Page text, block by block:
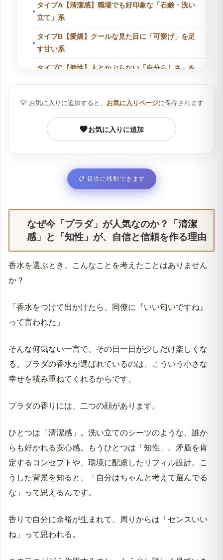
タイプA【清潔感】職場でも好印象な「石鹸・洗い
立て」系
タイプB【愛嬌】クールな見た目に「可愛げ」を足
す甘い系
タイプC【個性】人とかぶらない「自分らしさ」を
【レディース】プラダ香水人気ランキングTOP4｜
女性らしさと清潔感を両立
1位：パラドックス オーデパルファム｜最新トレン
ドと「自分らしさ」を象徴するアイコン
品。大人の愛嬌を引き出すグルマン系
3位：インフュージョン ドゥ プラダ イリス オーデ
4位：キャンディ キス オーデパルファム｜柔軟剤の
似合う香りは「お試し香水」で発見｜まずは香りを
ツと自信を纏う、知的な香り
1位：ルナロッサ カーボン オーデトワレ｜ON/OFF
2位：プラダ オム オーデトワレ｜スーツ姿を格上
げ。ビジネスで信頼を勝ち取る
3位：ルナロッサ オーシャン｜爽やかさと深みの共
デートや食事に。甘さと色気で記憶に残す
ボトル買いで失敗しないために｜メンズ香水はまず
「お試し香水」で試着する
プラダ香水の失敗しない付け方と選び方のコツ
ウエストに1プッシュ。ほのかに香らせるのが「大
濃度（トワレ・パルファム）の違いと、シーン別の
使い分け
プラダの香りは「装飾」ではなく「意思」。あなた
💡 お気に入りに追加すると、 お気に入りページに保存されます
お気に入りに追加
📋 目次に移動できます
なぜ今「プラダ」が人気なのか？「清潔
感」と「知性」が、自信と信頼を作る理由
香水を選ぶとき、こんなことを考えたことはありません
か？
「香水をつけて出かけたら、同僚に『いい匂いですね』
って言われた」
そんな何気ない一言で、その日一日が少しだけ楽しくな
る。プラダの香水が選ばれているのは、こういう小さな
幸せを積み重ねてくれるからです。
プラダの香りには、二つの顔があります。
ひとつは「清潔感」。洗い立てのシーツのような、誰か
らも好かれる安心感。もうひとつは「知性」。矛盾を肯
定するコンセプトや、環境に配慮したリフィル設計。こ
うした背景を知ると、「自分はちゃんと考えて選んでる
な」って思えるんです。
香りで自分に余裕が生まれて、周りからは「センスいい
ね」って思われる。